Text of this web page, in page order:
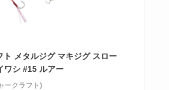
ト メタルジグ マキジグ スロー
ワシ #15 ルアー
ークラフト)